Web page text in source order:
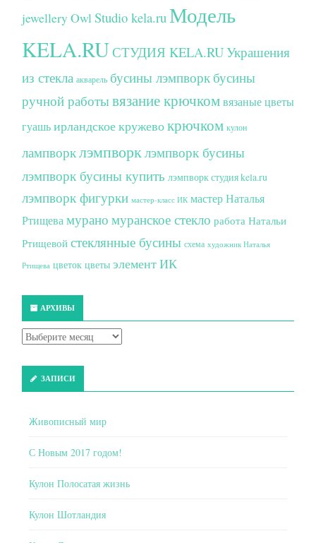
jewelleryOwlStudio kela.ru Модель
KELA.RUСТУДИЯ KELA.RUУкрашения
из стекла акварель бусины лэмпворк бусины
ручной работывязание крючкомвязаные цветы
гуашьирландское кружевокрючком кулон
лампворклэмпворклэмпворк бусины
лэмпворк бусины купить лэмпворк студия kela.ru
лэмпворк фигурки мастер-класс ИК мастер Наталья
Ртищевамурано муранское стекло работа Натальи
Ртищевой стеклянные бусины схема художник Наталья
Ртищева цветок цветы элемент ИК
АРХИВЫ
ЗАПИСИ
Живописный мир
С Новым 2017 годом!
Кулон Полосатая жизнь
Кулон Шотландия